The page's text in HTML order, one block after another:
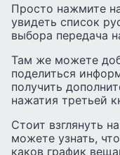
Просто нажмите
увидеть список
выбора передача
Там же можете
поделиться
получить
нажатия третьей
Стоит взглянуть
можете узнать,
каков график